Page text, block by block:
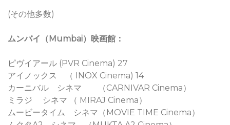
(その他多数)
ムンバイ（Mumbai）映画館：
ピヴイアール (PVR Cinema) 27
アイノックス （ INOX Cinema) 14
カーニバル シネマ （CARNIVAR Cinema）
ミラジ シネマ （ MIRAJ Cinema）
ムービータイム シネマ（MOVIE TIME Cinema）